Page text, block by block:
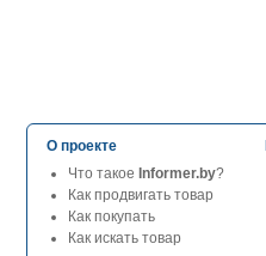
О проекте
Что такое Informer.by?
Как продвигать товар
Как покупать
Как искать товар